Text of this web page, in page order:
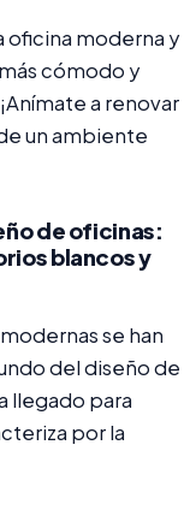
oficina moderna y
cómodo y
a renovar
un ambiente
de oficinas:
blancos y
se han
del diseño de
llegado para
por la